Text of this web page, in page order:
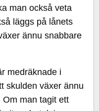
man också veta
läggs på lånets
ännu snabbare
medräknade i
skulden växer ännu
Om man tagit ett